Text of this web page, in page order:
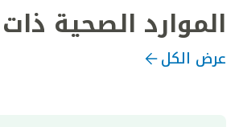
الموارد الصحية
عرض الكل